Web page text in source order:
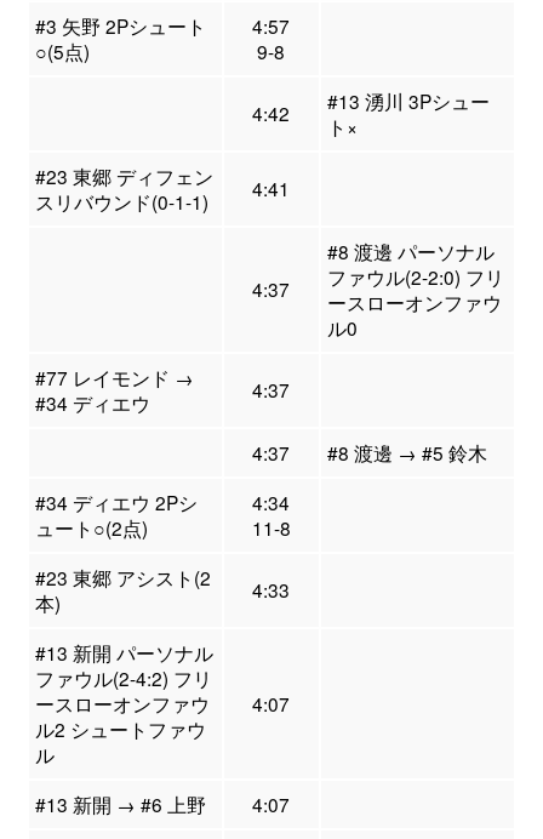
#3 矢野 2Pシュート
○(5点)
4:57
9-8
4:42
#13 湧川 3Pシュー
ト×
#23 東郷 ディフェン
スリバウンド(0-1-1)
4:41
4:37
#8 渡邊 パーソナル
ファウル(2-2:0) フリ
ースローオンファウ
ル0
#77 レイモンド →
#34 ディエウ
4:37
4:37
#8 渡邊 → #5 鈴木
#34 ディエウ 2Pシ
ュート○(2点)
4:34
11-8
#23 東郷 アシスト(2
本)
4:33
#13 新開 パーソナル
ファウル(2-4:2) フリ
ースローオンファウ
ル2 シュートファウ
ル
4:07
#13 新開 → #6 上野
4:07